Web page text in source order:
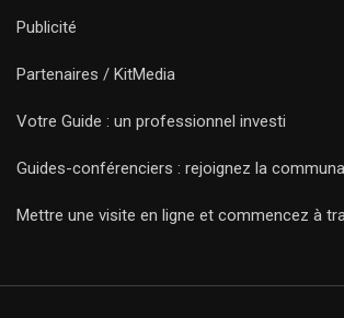
Publicité
Partenaires / KitMedia
Votre Guide : un professionnel investi
Guides-conférenciers : rejoignez la
Mettre une visite en ligne et commencez à